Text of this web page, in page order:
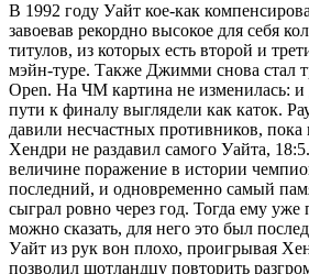
В 1992 году Уайт кое-как
завоевав рекордно высокое для себя
титулов, из которых есть второй и
мэйн-туре. Также Джимми снова стал
Open. На ЧМ картина не изменилась:
пути к финалу выглядели как каток.
давили несчастных противников,
Хендри не раздавил самого Уайта,
величине поражение в истории
последний, и одновременно самый
сыграл ровно через год. Тогда ему уже
можно сказать, для него это был
Уайт из рук вон плохо, проигрывая
позволил шотландцу повторить